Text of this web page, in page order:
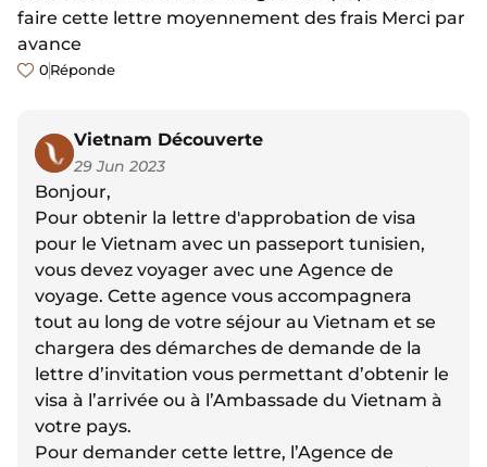
faire cette lettre moyennement des frais Merci par
avance
0 Réponde
Vietnam Découverte
29 Jun 2023
Bonjour,
Pour obtenir la lettre d'approbation de visa
pour le Vietnam avec un passeport tunisien,
vous devez voyager avec une Agence de
voyage. Cette agence vous accompagnera
tout au long de votre séjour au Vietnam et se
chargera des démarches de demande de la
lettre d’invitation vous permettant d’obtenir le
visa à l’arrivée ou à l’Ambassade du Vietnam à
votre pays.
Pour demander cette lettre, l’Agence de